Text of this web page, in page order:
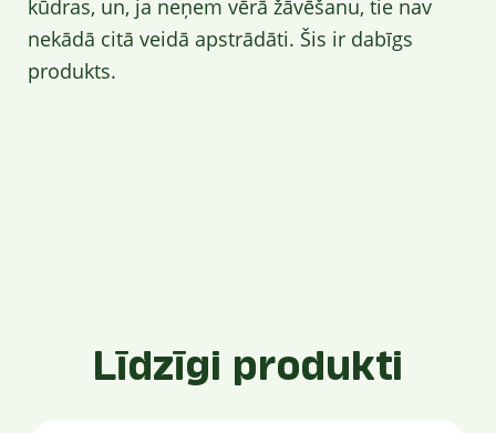
kūdras, un, ja neņem vērā žāvēšanu, tie nav
nekādā citā veidā apstrādāti. Šis ir dabīgs
produkts.
Līdzīgi produkti